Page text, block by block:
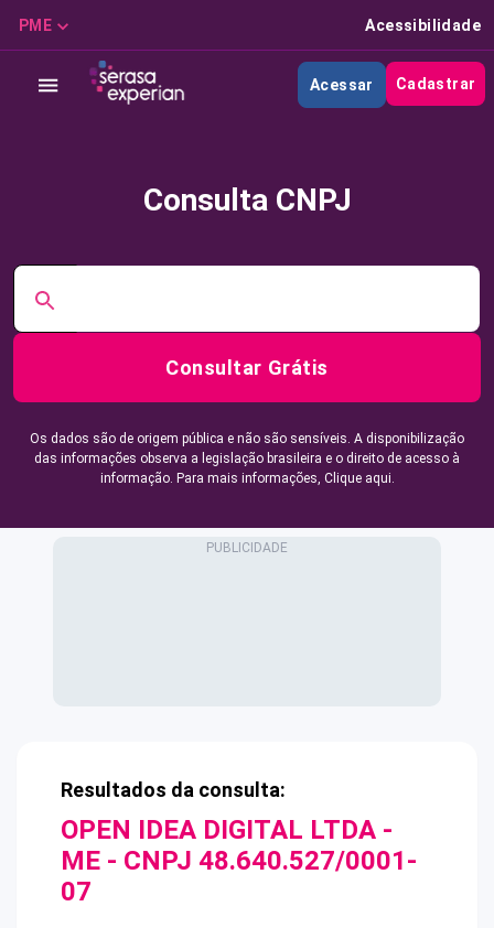
PME Acessibilidade
Acessar Cadastrar
Consulta CNPJ
Consultar Grátis
Os dados são de origem pública e não são sensíveis. A disponibilização
das informações observa a legislação brasileira e o direito de acesso à
informação. Para mais informações, Clique aqui.
Resultados da consulta:
OPEN IDEA DIGITAL LTDA -
ME - CNPJ 48.640.527/0001-
07